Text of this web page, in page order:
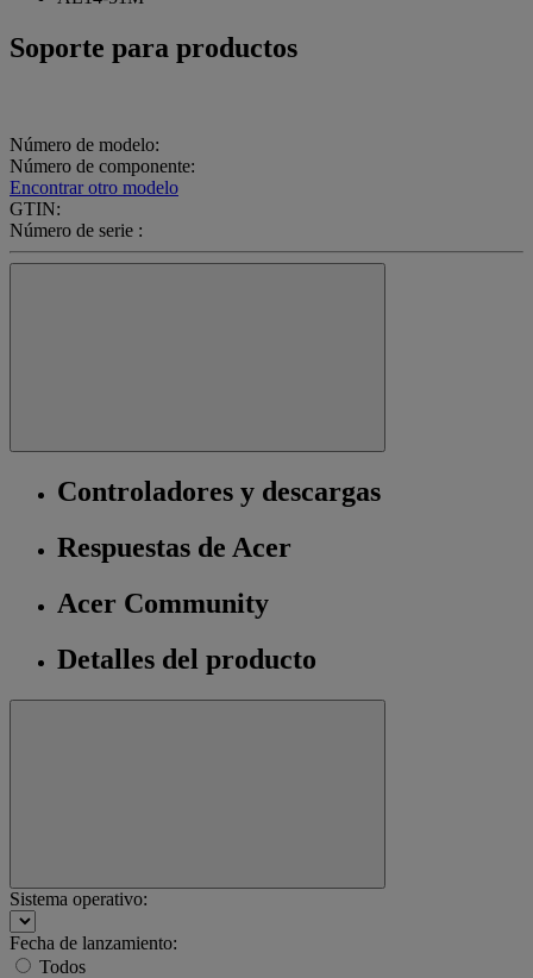
Soporte para productos
Número de modelo:
Número de componente:
Encontrar otro modelo
GTIN:
Número de serie :
Controladores y descargas
Respuestas de Acer
Acer Community
Detalles del producto
Sistema operativo:
Fecha de lanzamiento:
Todos